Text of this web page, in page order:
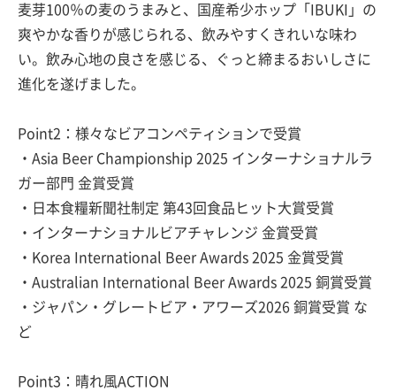
麦芽100％の麦のうまみと、国産希少ホップ「IBUKI」の
爽やかな香りが感じられる、飲みやすくきれいな味わ
い。飲み心地の良さを感じる、ぐっと締まるおいしさに
進化を遂げました。
Point2：様々なビアコンペティションで受賞
・Asia Beer Championship 2025 インターナショナルラ
ガー部門 金賞受賞
・日本食糧新聞社制定 第43回食品ヒット大賞受賞
・インターナショナルビアチャレンジ 金賞受賞
・Korea International Beer Awards 2025 金賞受賞
・Australian International Beer Awards 2025 銅賞受賞
・ジャパン・グレートビア・アワーズ2026 銅賞受賞 な
ど
Point3：晴れ風ACTION